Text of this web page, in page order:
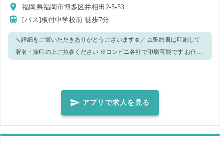
福岡県福岡市博多区井相田2-5-53
[バス]板付中学校前 徒歩7分
＼詳細をご覧いただきありがとうございます☺️／ ⚠️誓約書は印刷して
署名・捺印の上ご持参ください ※コンビニ各社で印刷可能です お仕事
ろした荷物をベルトコンベアに載せるお仕事 上記2つを担当していただ
きます！ お仕事の内容は現場の進捗に合わせて変更が出るので原則ユ
ーザーの方は業務内容を選べないことをご了承ください。 どちらに配
属されるかは当日の荷量で決まります。 【業務詳細】 ・荷引き作業 ・
荷下ろし補助作業 ＝荷引き作業とは？？＝ ベルトコンベアから流れて
アプリで求人を見る